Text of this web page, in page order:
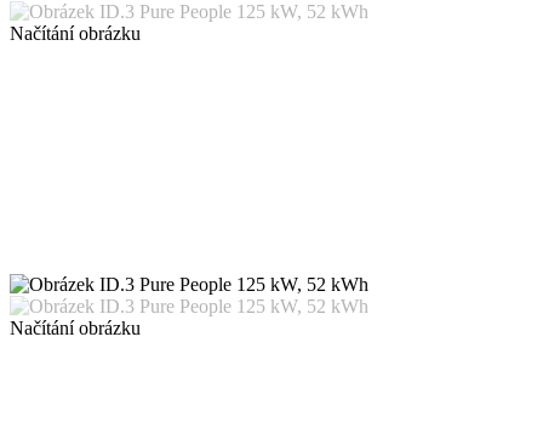
Načítání obrázku
Načítání obrázku